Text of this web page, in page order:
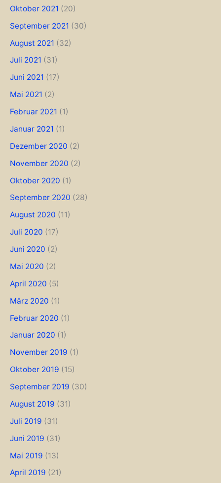
Oktober 2021 (20)
September 2021 (30)
August 2021 (32)
Juli 2021 (31)
Juni 2021 (17)
Mai 2021 (2)
Februar 2021 (1)
Januar 2021 (1)
Dezember 2020 (2)
November 2020 (2)
Oktober 2020 (1)
September 2020 (28)
August 2020 (11)
Juli 2020 (17)
Juni 2020 (2)
Mai 2020 (2)
April 2020 (5)
März 2020 (1)
Februar 2020 (1)
Januar 2020 (1)
November 2019 (1)
Oktober 2019 (15)
September 2019 (30)
August 2019 (31)
Juli 2019 (31)
Juni 2019 (31)
Mai 2019 (13)
April 2019 (21)